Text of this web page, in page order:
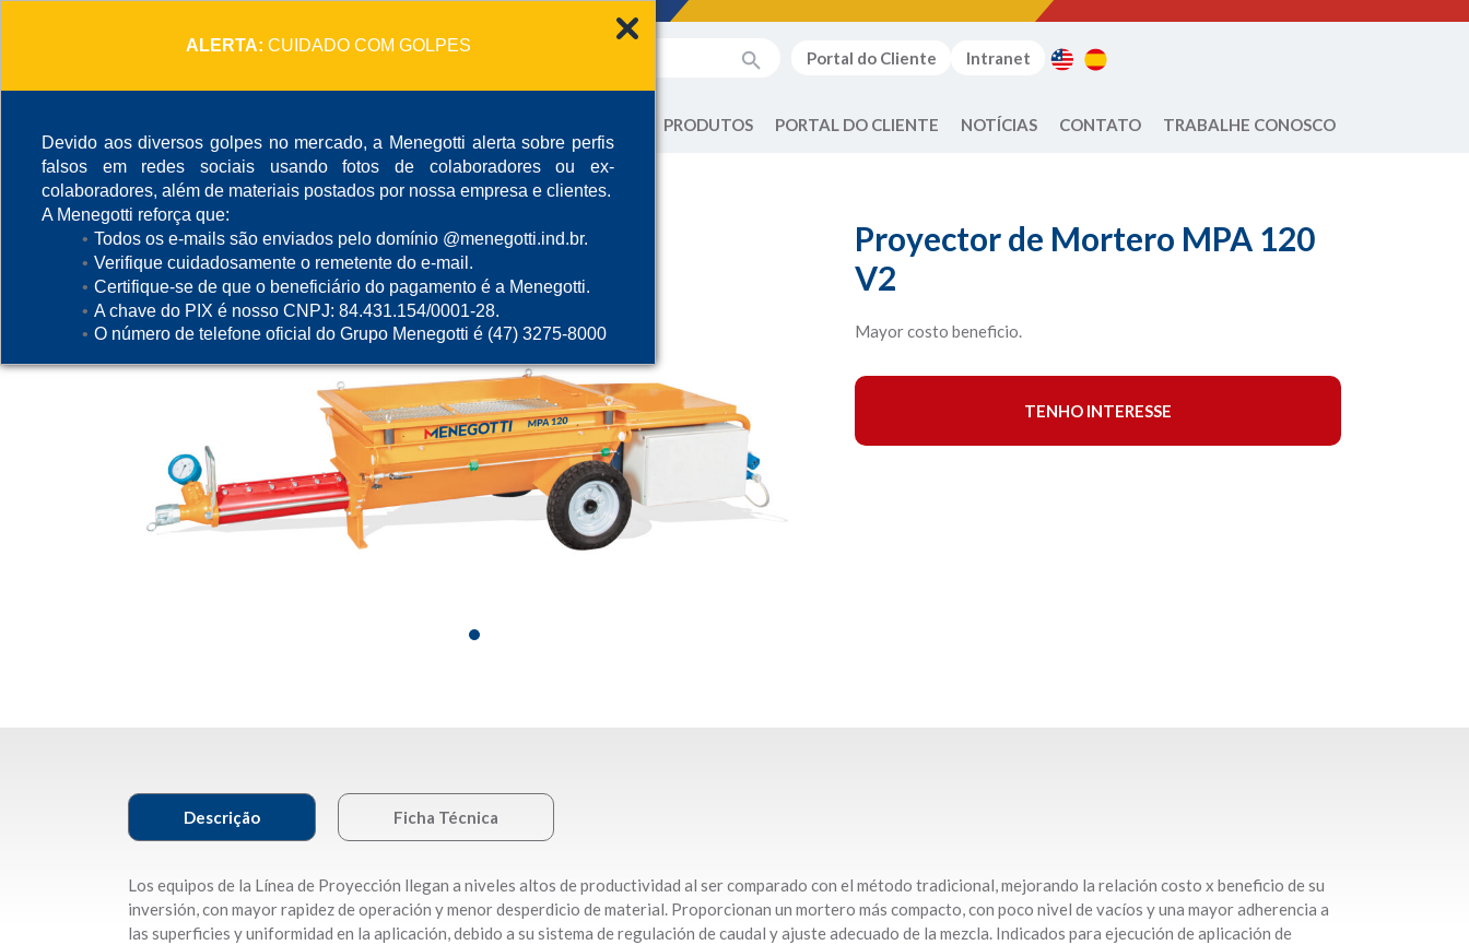
ALERTA: CUIDADO COM GOLPES
Devido aos diversos golpes no mercado, a Menegotti alerta sobre perfis
falsos em redes sociais usando fotos de colaboradores ou ex-
colaboradores, além de materiais postados por nossa empresa e clientes.
A Menegotti reforça que:
Todos os e-mails são enviados pelo domínio @menegotti.ind.br.
Verifique cuidadosamente o remetente do e-mail.
Certifique-se de que o beneficiário do pagamento é a Menegotti.
A chave do PIX é nosso CNPJ: 84.431.154/0001-28.
O número de telefone oficial do Grupo Menegotti é (47) 3275-8000
Portal do Cliente Intranet
PRODUTOS PORTAL DO CLIENTE NOTÍCIAS CONTATO TRABALHE CONOSCO
Proyector de Mortero MPA 120
V2
Mayor costo beneficio.
TENHO INTERESSE
Descrição Ficha Técnica
Los equipos de la Línea de Proyección llegan a niveles altos de productividad al ser comparado con el método tradicional, mejorando la relación costo x beneficio de su
inversión, con mayor rapidez de operación y menor desperdicio de material. Proporcionan un mortero más compacto, con poco nivel de vacíos y una mayor adherencia a
las superficies y uniformidad en la aplicación, debido a su sistema de regulación de caudal y ajuste adecuado de la mezcla. Indicados para ejecución de aplicación de